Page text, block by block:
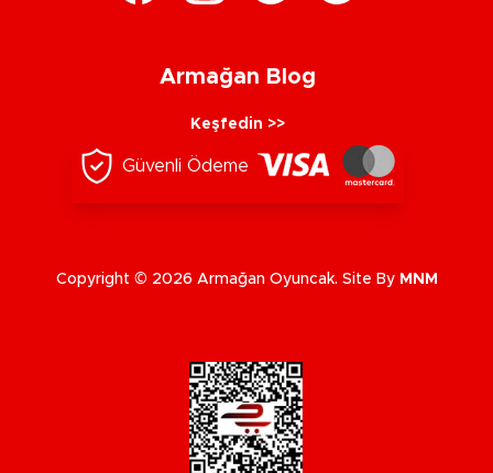
Armağan Blog
Keşfedin >>
Güvenli Ödeme
Copyright © 2026 Armağan Oyuncak. Site By MNM